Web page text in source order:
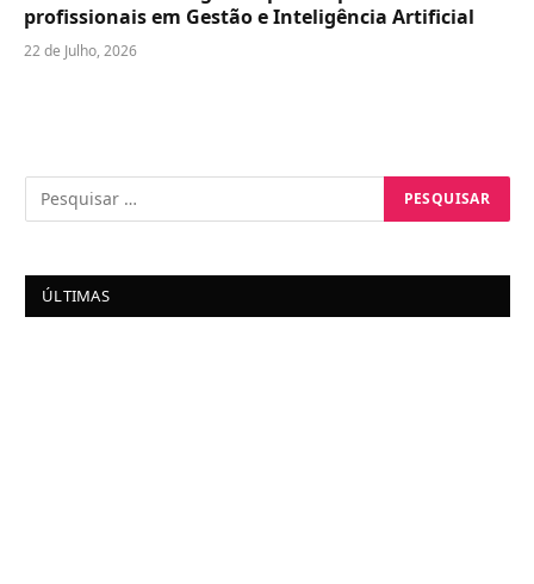
profissionais em Gestão e Inteligência Artificial
22 de Julho, 2026
ÚLTIMAS